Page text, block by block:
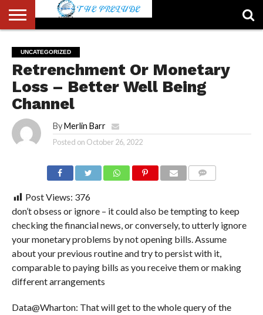
US
ACCOUNT
AUTHORS
LIST
FULL-
WIDTH
PAGE
HOME
LATEST
NEWS
LOGIN
LOGOUT
MEMBERS
PASSWORD
RESET
REGISTER
SAMPLE
PAGE
TYPOGRAPHY
USER
UNCATEGORIZED
Retrenchment Or Monetary
Loss – Better Well Being
Channel
By Merlin Barr
Posted on October 26, 2022
Post Views: 376
don’t obsess or ignore – it could also be tempting to keep
checking the financial news, or conversely, to utterly ignore
your monetary problems by not opening bills. Assume
about your previous routine and try to persist with it,
comparable to paying bills as you receive them or making
different arrangements
Data@Wharton: That will get to the whole query of the